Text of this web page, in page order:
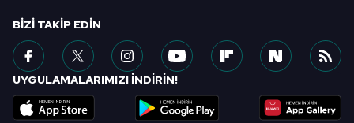
BIZI TAKIP EDIN
UYGULAMALARIMIZI İNDİRİN!